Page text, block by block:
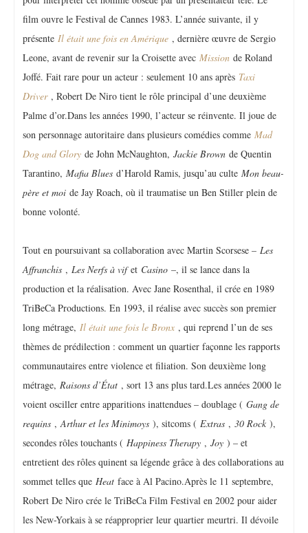
film ouvre le Festival de Cannes 1983. L’année suivante, il y
présente Il était une fois en Amérique , dernière œuvre de Sergio
Leone, avant de revenir sur la Croisette avec Mission de Roland
Joffé. Fait rare pour un acteur : seulement 10 ans après Taxi
Driver, Robert De Niro tient le rôle principal d’une deuxième
Palme d’or.Dans les années 1990, l’acteur se réinvente. Il joue de
son personnage autoritaire dans plusieurs comédies comme Mad
Dog and Glory de John McNaughton, Jackie Brown de Quentin
Tarantino, Mafia Blues d’Harold Ramis, jusqu’au culte Mon beau-
père et moi de Jay Roach, où il traumatise un Ben Stiller plein de
bonne volonté.
Tout en poursuivant sa collaboration avec Martin Scorsese – Les
Affranchis , Les Nerfs à vifet Casino –, il se lance dans la
production et la réalisation. Avec Jane Rosenthal, il crée en 1989
TriBeCa Productions. En 1993, il réalise avec succès son premier
long métrage, Il était une fois le Bronx , qui reprend l’un de ses
thèmes de prédilection : comment un quartier façonne les rapports
communautaires entre violence et filiation. Son deuxième long
métrage, Raisons d’État , sort 13 ans plus tard.Les années 2000 le
voient osciller entre apparitions inattendues – doublage ( Gang de
requins ,Arthur et les Minimoys ), sitcoms ( Extras , 30 Rock ),
secondes rôles touchants ( Happiness Therapy , Joy ) – et
entretient des rôles quinent sa légende grâce à des collaborations au
sommet telles que Heat face à Al Pacino.Après le 11 septembre,
Robert De Niro crée le TriBeCa Film Festival en 2002 pour aider
les New-Yorkais à se réapproprier leur quartier meurtri. Il dévoile